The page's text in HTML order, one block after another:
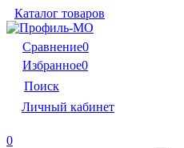
Каталог товаров
Сравнение0
Избранное0
Поиск
Личный кабинет
0